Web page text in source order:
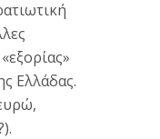
Ελλάδας.